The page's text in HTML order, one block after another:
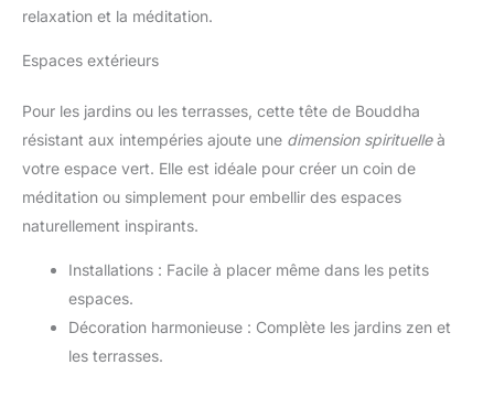
relaxation et la méditation.
Espaces extérieurs
Pour les jardins ou les terrasses, cette tête de Bouddha
résistant aux intempéries ajoute une dimension spirituelleà
votre espace vert. Elle est idéale pour créer un coin de
méditation ou simplement pour embellir des espaces
naturellement inspirants.
Installations : Facile à placer même dans les petits
espaces.
Décoration harmonieuse : Complète les jardins zen et
les terrasses.